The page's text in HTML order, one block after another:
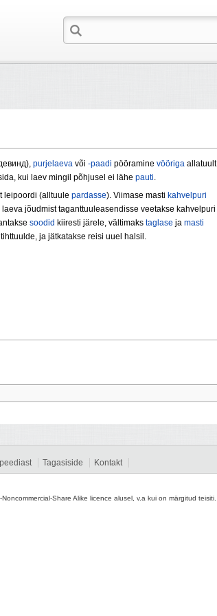
purjelaeva või -paadi pööramine vööriga allatuult
kui laev mingil põhjusel ei lähe pauti.
leipoordi (alltuule pardasse). Viimase masti kahvelpuri
jõudmist taganttuuleasendisse veetakse kahvelpuri
soodid kiiresti järele, vältimaks taglase ja masti
ja jätkatakse reisi uuel halsil.
Tagasiside Kontakt
Share Alike licence alusel, v.a kui on märgitud teisiti.